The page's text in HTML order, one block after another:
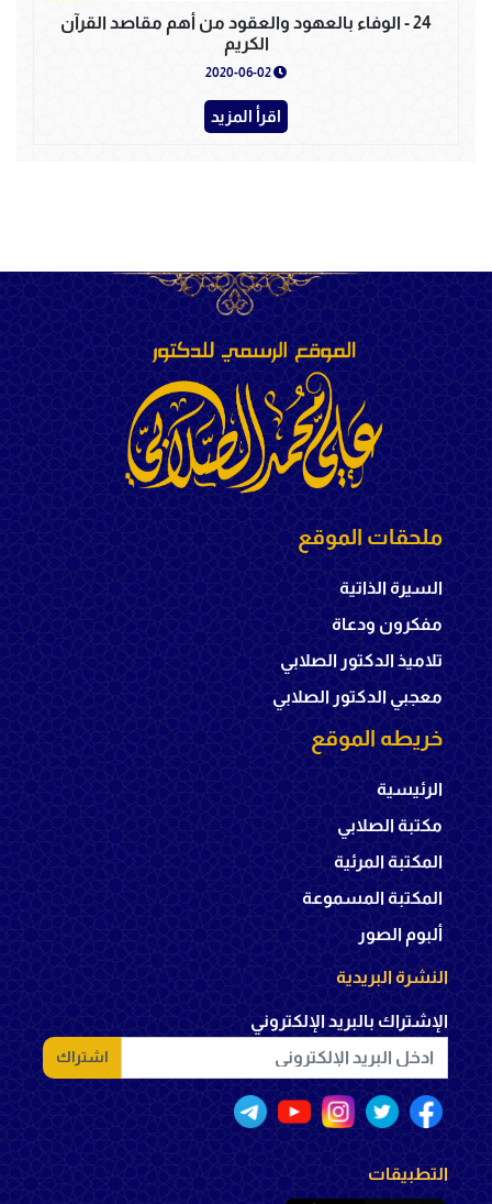
24 - الوفاء بالعهود والعقود من أهم مقاصد القرآن
الكريم
اقرأ المزيد
ملحقات الموقع
السيرة الذاتية
مفكرون ودعاة
تلاميذ الدكتور الصلابي
معجبي الدكتور الصلابي
خريطه الموقع
الرئيسية
مكتبة الصلابي
المكتبة المرئية
المكتبة المسموعة
ألبوم الصور
النشرة البريدية
الإشتراك بالبريد الإلكتروني
اشتراك
التطبيقات